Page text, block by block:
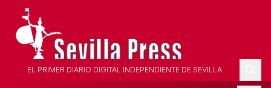
EL PRIMER DIARIO DIGITAL INDEPENDIENTE DE SEVILLA